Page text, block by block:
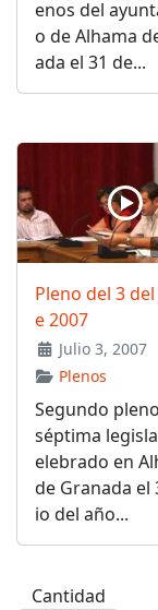
enos del
o de Alhama
ada el 31 de...
Pleno del 3
e 2007
Julio 3, 2007
Plenos
Segundo
séptima
elebrado en
de Granada el
io del año...
Cantidad